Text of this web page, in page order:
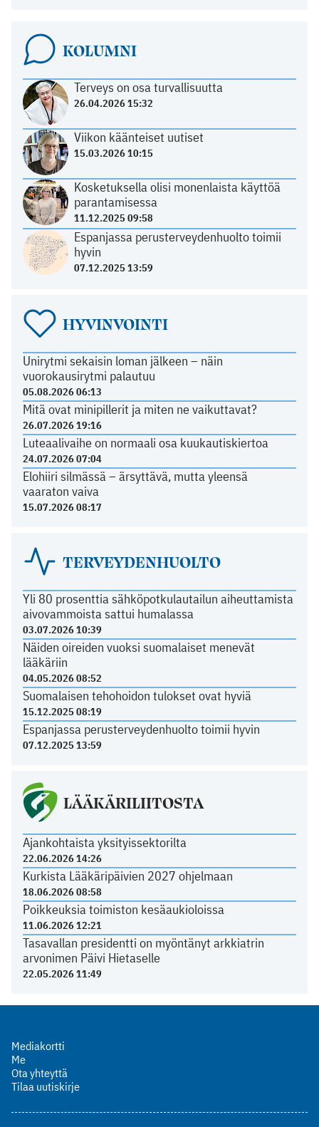
KOLUMNI
Terveys on osa turvallisuutta
26.04.2026 15:32
Viikon käänteiset uutiset
15.03.2026 10:15
Kosketuksella olisi monenlaista käyttöä
parantamisessa
11.12.2025 09:58
Espanjassa perusterveydenhuolto toimii
hyvin
07.12.2025 13:59
HYVINVOINTI
Unirytmi sekaisin loman jälkeen – näin
vuorokausirytmi palautuu
05.08.2026 06:13
Mitä ovat minipillerit ja miten ne vaikuttavat?
26.07.2026 19:16
Luteaalivaihe on normaali osa kuukautiskiertoa
24.07.2026 07:04
Elohiiri silmässä – ärsyttävä, mutta yleensä
vaaraton vaiva
15.07.2026 08:17
TERVEYDENHUOLTO
Yli 80 prosenttia sähköpotkulautailun aiheuttamista
aivovammoista sattui humalassa
03.07.2026 10:39
Näiden oireiden vuoksi suomalaiset menevät
lääkäriin
04.05.2026 08:52
Suomalaisen tehohoidon tulokset ovat hyviä
15.12.2025 08:19
Espanjassa perusterveydenhuolto toimii hyvin
07.12.2025 13:59
LÄÄKÄRILIITOSTA
Ajankohtaista yksityissektorilta
22.06.2026 14:26
Kurkista Lääkäripäivien 2027 ohjelmaan
18.06.2026 08:58
Poikkeuksia toimiston kesäaukioloissa
11.06.2026 12:21
Tasavallan presidentti on myöntänyt arkkiatrin
arvonimen Päivi Hietaselle
22.05.2026 11:49
Mediakortti
Me
Ota yhteyttä
Tilaa uutiskirje